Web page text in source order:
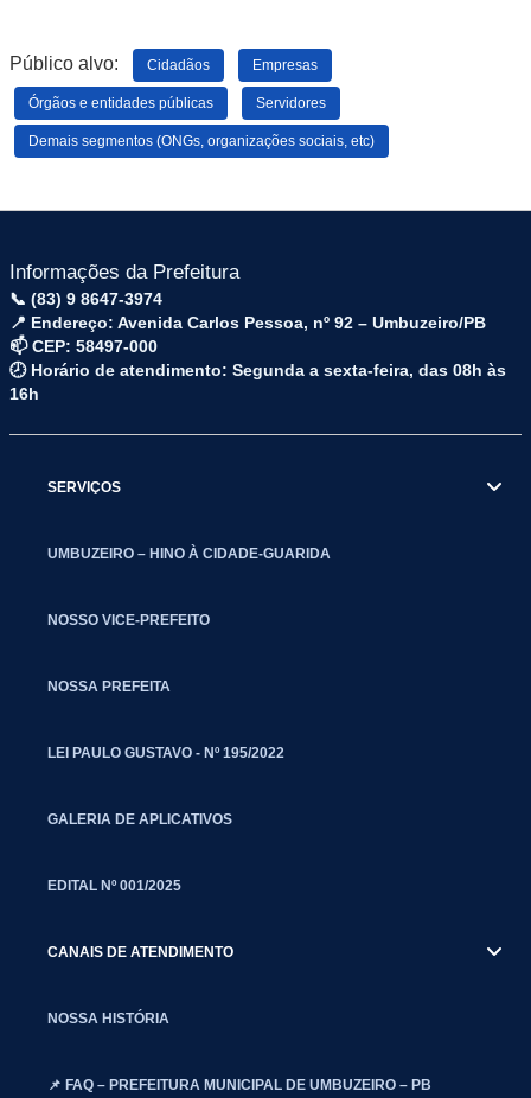
Público alvo: Cidadãos Empresas
Órgãos e entidades públicas Servidores
Demais segmentos (ONGs, organizações sociais, etc)
Informações da Prefeitura
📞 (83) 9 8647-3974
📍 Endereço: Avenida Carlos Pessoa, nº 92 – Umbuzeiro/PB
📫 CEP: 58497-000
🕗 Horário de atendimento: Segunda a sexta-feira, das 08h às
16h
SERVIÇOS
UMBUZEIRO – HINO À CIDADE-GUARIDA
NOSSO VICE-PREFEITO
NOSSA PREFEITA
LEI PAULO GUSTAVO - Nº 195/2022
GALERIA DE APLICATIVOS
EDITAL Nº 001/2025
CANAIS DE ATENDIMENTO
NOSSA HISTÓRIA
📌 FAQ – PREFEITURA MUNICIPAL DE UMBUZEIRO – PB